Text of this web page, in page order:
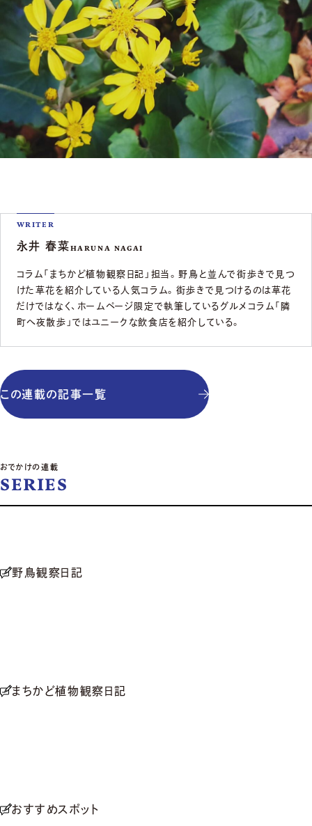
WRITER
永井 春菜HARUNA NAGAI
コラム「まちかど植物観察日記」担当。野鳥と並んで街歩きで見つ
けた草花を紹介している人気コラム。街歩きで見つけるのは草花
だけではなく、ホームページ限定で執筆しているグルメコラム「隣
町へ夜散歩」ではユニークな飲食店を紹介している。
この連載の記事一覧
おでかけの連載
SERIES
野鳥観察日記
まちかど植物観察日記
おすすめスポット